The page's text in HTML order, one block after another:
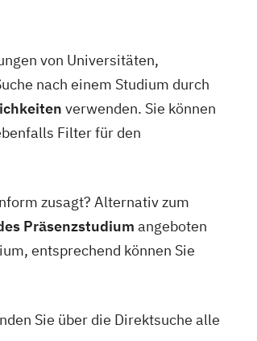
von Universitäten,
nach einem Studium durch
verwenden. Sie können
Filter für den
zusagt? Alternativ zum
Präsenzstudium angeboten
entsprechend können Sie
Sie über die Direktsuche alle